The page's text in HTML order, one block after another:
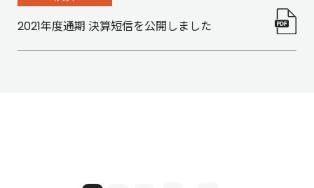
2021年度通期 決算短信を公開しました